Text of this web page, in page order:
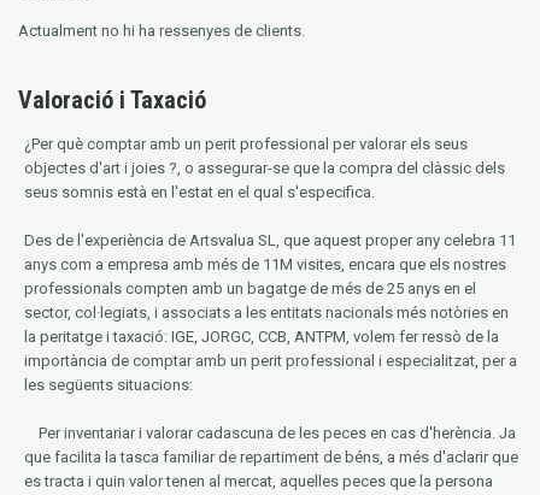
Actualment no hi ha ressenyes de clients.
Valoració i Taxació
¿Per què comptar amb un perit professional per valorar els seus
objectes d'art i joies ?, o assegurar-se que la compra del clàssic dels
seus somnis està en l'estat en el qual s'especifica.
Des de l'experiència de Artsvalua SL, que aquest proper any celebra 11
anys com a empresa amb més de 11M visites, encara que els nostres
professionals compten amb un bagatge de més de 25 anys en el
sector, col·legiats, i associats a les entitats nacionals més notòries en
la peritatge i taxació: IGE, JORGC, CCB, ANTPM, volem fer ressò de la
importància de comptar amb un perit professional i especialitzat, per a
les següents situacions:
Per inventariar i valorar cadascuna de les peces en cas d'herència. Ja
que facilita la tasca familiar de repartiment de béns, a més d'aclarir que
es tracta i quin valor tenen al mercat, aquelles peces que la persona